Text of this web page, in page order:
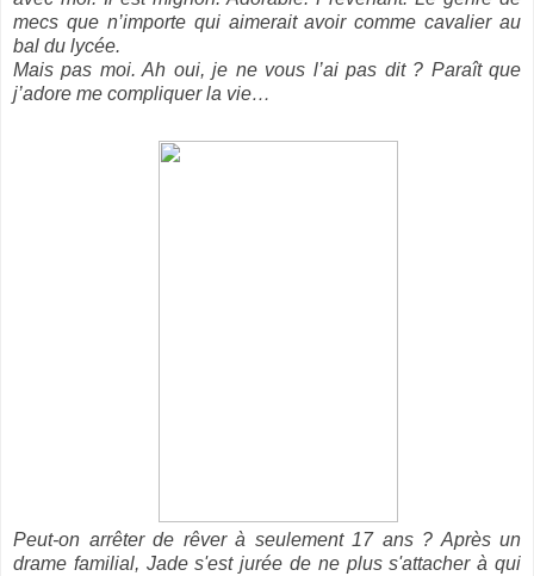
mecs que n’importe qui aimerait avoir comme cavalier au
bal du lycée.
Mais pas moi. Ah oui, je ne vous l’ai pas dit ? Paraît que
j’adore me compliquer la vie…
Peut-on arrêter de rêver à seulement 17 ans ? Après un
drame familial, Jade s'est jurée de ne plus s'attacher à qui